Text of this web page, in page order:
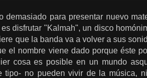
demasiado para presentar nuevo
disfrutar "Kalmah", un disco
que la banda va a volver a sus
el nombre viene dado porque éste
cosa es posible en un mundo
tipo- no pueden vivir de la música,